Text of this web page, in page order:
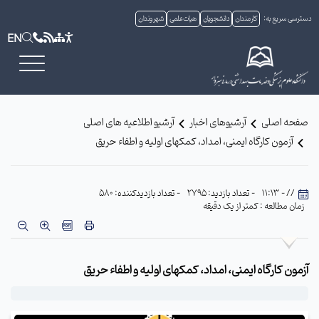
دسترسی سریع به: کارمندان دانشجویان هیات علمی شهروندان
EN
صفحه اصلی آرشیوهای اخبار
آرشیو اطلاعیه های اصلی
آزمون کارگاه ایمنی، امداد، کمکهای اولیه و اطفاء حریق
// - 11:13 - تعداد بازدید: 2795
- تعداد بازدیدکننده: 580
زمان مطالعه : کمتر از یک دقیقه
آزمون کارگاه ایمنی، امداد، کمکهای اولیه و اطفاء حریق